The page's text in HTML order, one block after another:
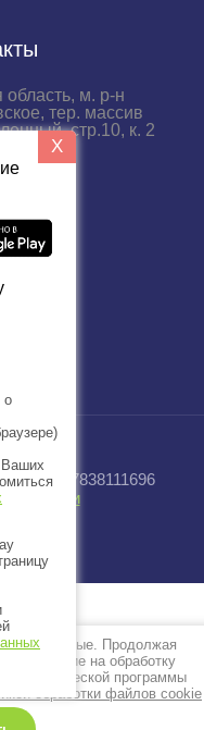
область, м. р-н
тер. массив
стр.10, к. 2
999
18:00
ИНН 7838111696
X
о
Ваших
метаданные. Продолжая
согласие на обработку
метрической программы
обработки файлов cookie